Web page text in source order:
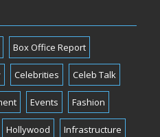
Box Office Report
Celebrities Celeb Talk
Events Fashion
Hollywood Infrastructure